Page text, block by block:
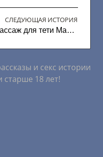
СЛЕДУЮЩАЯ ИСТОРИЯ
Массаж для тети Марины
и секс истории
старше 18 лет!